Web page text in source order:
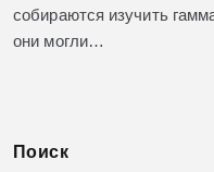
собираются изучить
они могли…
Поиск